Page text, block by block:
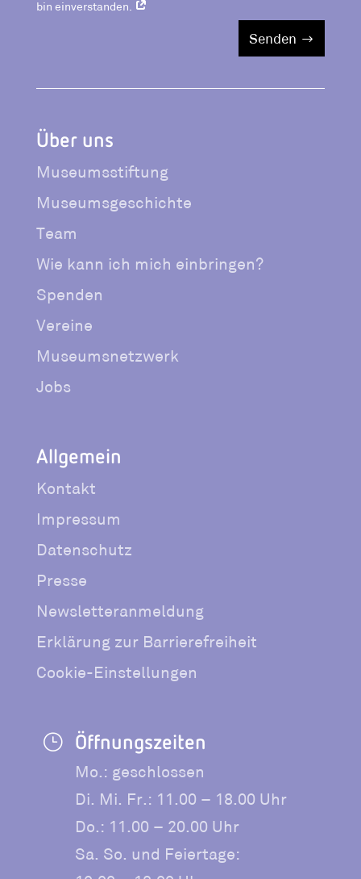
bin einverstanden.
Senden
Über uns
Museumsstiftung
Museumsgeschichte
Team
Wie kann ich mich einbringen?
Spenden
Vereine
Museumsnetzwerk
Jobs
Allgemein
Kontakt
Impressum
Datenschutz
Presse
Newsletteranmeldung
Erklärung zur Barrierefreiheit
Cookie-Einstellungen
} Öffnungszeiten
Mo.: geschlossen
Di. Mi. Fr.: 11.00 – 18.00 Uhr
Do.: 11.00 – 20.00 Uhr
Sa. So. und Feiertage: